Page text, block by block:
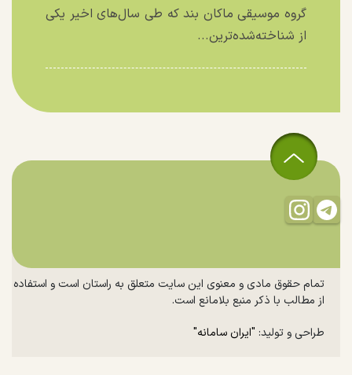
گروه موسیقی ماکان بند که طی سال‌های اخیر یکی
از شناخته‌شده‌ترین...
تمام حقوق مادی و معنوی این سایت متعلق به راستان است و استفاده
از مطالب با ذکر منبع بلامانع است.
طراحی و تولید: "ایران سامانه"